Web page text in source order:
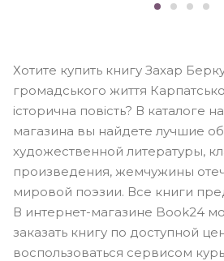
Хотите купить книгу Захар
громадського життя Карпатської
історична повість? В каталоге
магазина вы найдете лучшие
художественной литературы,
произведения, жемчужины
мировой поэзии. Все книги
В интернет-магазине Book24
заказать книгу по доступной
воспользоваться сервисом